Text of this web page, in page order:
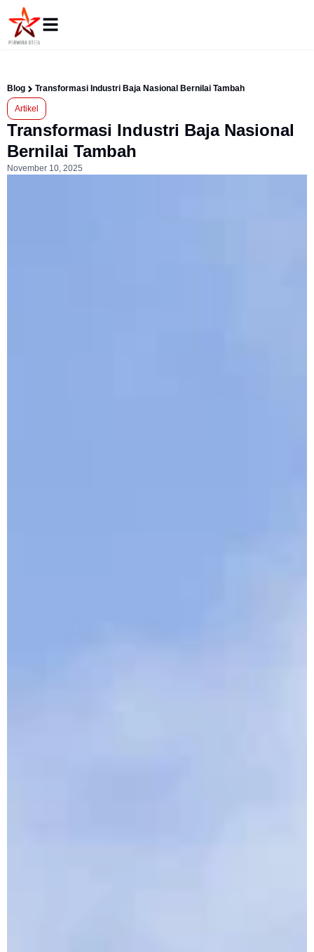
Blog Transformasi Industri Baja Nasional Bernilai Tambah
Artikel
Transformasi Industri Baja Nasional
Bernilai Tambah
November 10, 2025